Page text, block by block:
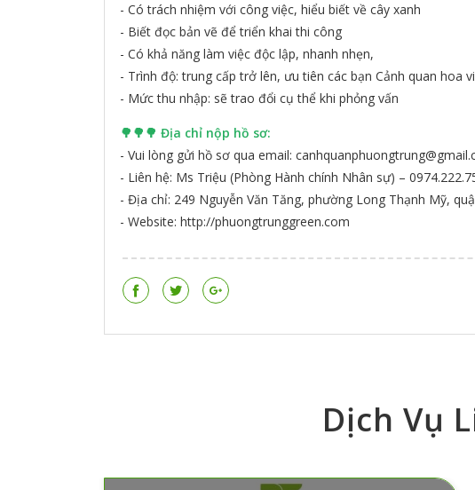
- Có trách nhiệm với công việc, hiểu biết về cây xanh
- Biết đọc bản vẽ để triển khai thi công
- Có khả năng làm việc độc lập, nhanh nhẹn,
- Trình độ: trung cấp trở lên, ưu tiên các bạn Cảnh quan hoa
- Mức thu nhập: sẽ trao đổi cụ thể khi phỏng vấn
🌳🌳🌳 Địa chỉ nộp hồ sơ:
- Vui lòng gửi hồ sơ qua email:
- Liên hệ: Ms Triệu (Phòng Hành chính Nhân sự) –
- Địa chỉ: 249 Nguyễn Văn Tăng, phường Long Thạnh Mỹ,
- Website: http://phuongtrunggreen.com
Dịch Vụ